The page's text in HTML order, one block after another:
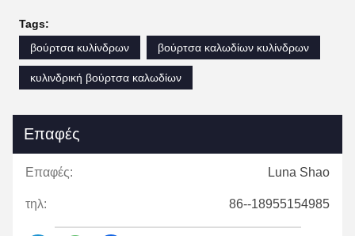
Tags:
βούρτσα κυλίνδρων
βούρτσα καλωδίων κυλίνδρων
κυλινδρική βούρτσα καλωδίων
Επαφές
Επαφές: Luna Shao
τηλ: 86--18955154985